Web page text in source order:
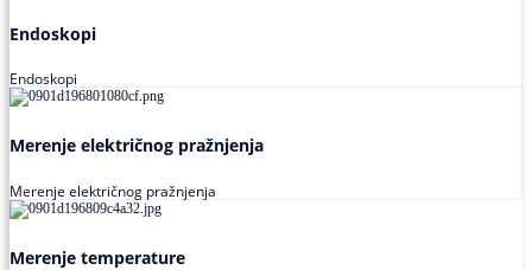
Endoskopi
Endoskopi
Merenje električnog pražnjenja
Merenje električnog pražnjenja
Merenje temperature